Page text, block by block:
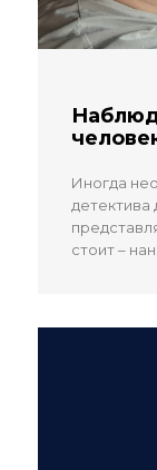
Иногда
детектива
стоит –